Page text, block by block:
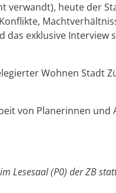
verwandt), heute der
exklusive Interview
Wohnen Stadt
von Planerinnen
Lesesaal (P0) der ZB